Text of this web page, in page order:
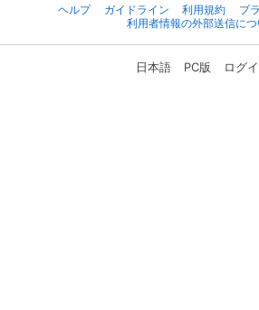
ヘルプ
ガイドライン 利用規約
プ
利用者情報の外部送信につ
日本語 PC版 ログ